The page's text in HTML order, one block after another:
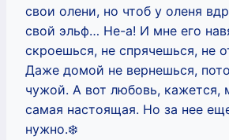
свои олени, но чтоб у оленя
свой эльф… Не-а! И мне его
скроешься, не спрячешься, не
Даже домой не вернешься,
чужой. А вот любовь, кажется,
самая настоящая. Но за нее
нужно.❄️